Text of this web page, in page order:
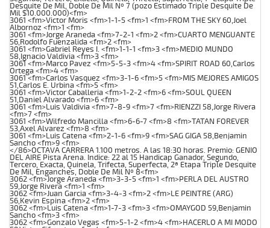
Desquite De Mil, Doble De Mil Nº 7 (pozo Estimado Triple Desquite De
Mil $10.000.000)<fm>
3061 <fm>Victor Moris <fm>1-1-5 <fm>1 <fm>FROM THE SKY 60,Joel
Albornoz <fm>1 <fm>
3061 <fm>Jorge Araneda <fm>7-2-1 <fm>2 <fm>CUARTO MENGUANTE
56,Rodolfo Fuenzalida <fm>2 <fm>
3061 <fm>Gabriel Reyes I. <fm>1-1-1 <fm>3 <fm>MEDIO MUNDO
58,Ignacio Valdivia <fm>3 <fm>
3061 <fm>Marco Pavez <fm>5-5-3 <fm>4 <fm>SPIRIT ROAD 60,Carlos
Ortega <fm>4 <fm>
3061 <fm>Carlos Vasquez <fm>3-1-6 <fm>5 <fm>MIS MEJORES AMIGOS
51,Carlos E. Urbina <fm>5 <fm>
3061 <fm>Victor Caballeria <fm>1-2-2 <fm>6 <fm>SOUL QUEEN
51,Daniel Alvarado <fm>6 <fm>
3061 <fm>Luis Valdivia <fm>7-8-9 <fm>7 <fm>RIENZZI 58,Jorge Rivera
<fm>7 <fm>
3061 <fm>Wilfredo Mancilla <fm>6-6-7 <fm>8 <fm>TATAN FOREVER
53,Axel Alvarez <fm>8 <fm>
3061 <fm>Luis Catena <fm>2-1-6 <fm>9 <fm>SAG GIGA 58,Benjamin
Sancho <fm>9 <fm>
</86>OCTAVA CARRERA 1.100 metros. A las 18:30 horas. Premio: GENIO
DEL AIRE Pista Arena. Indice: 22 al 15 Handicap Ganador, Segundo,
Tercero, Exacta, Quinela, Trifecta, Superfecta, 2ª Etapa Triple Desquite
De Mil, Enganches, Doble De Mil Nº 8<fm>
3062 <fm>Jorge Araneda <fm>3-3-5 <fm>1 <fm>PERLA DEL AUSTRO
59,Jorge Rivera <fm>1 <fm>
3062 <fm>Juan Garcia <fm>3-4-3 <fm>2 <fm>LE PEINTRE (ARG)
56,Kevin Espina <fm>2 <fm>
3062 <fm>Luis Catena <fm>1-7-3 <fm>3 <fm>OMAYGOD 59,Benjamin
Sancho <fm>3 <fm>
3062 <fm>Gonzalo Vegas <fm>5-1-2 <fm>4 <fm>HACERLO A MI MODO